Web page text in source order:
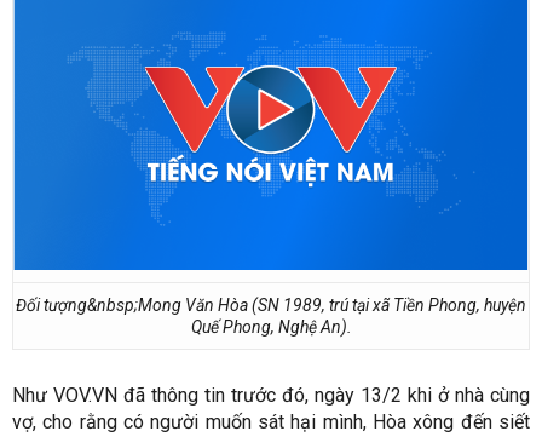
Đối tượng&nbsp;Mong Văn Hòa (SN 1989, trú tại xã Tiền Phong, huyện
Quế Phong, Nghệ An).
Như VOV.VN đã thông tin trước đó, ngày 13/2 khi ở nhà cùng
vợ, cho rằng có người muốn sát hại mình, Hòa xông đến siết